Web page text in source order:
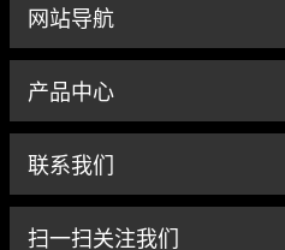
网站导航
产品中心
联系我们
扫一扫关注我们